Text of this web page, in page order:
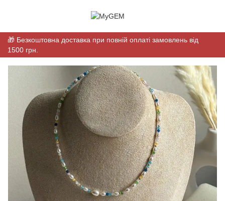
🎁 Безкоштовна доставка при повній оплаті замовлень від
1500 грн.